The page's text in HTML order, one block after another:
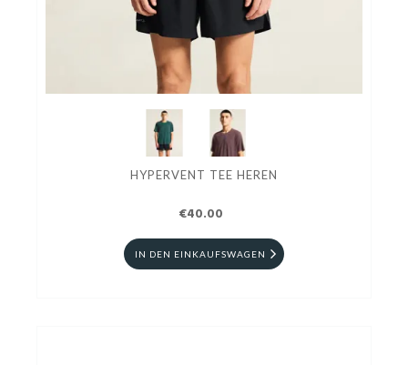
HYPERVENT TEE HEREN
€40.00
IN DEN EINKAUFSWAGEN